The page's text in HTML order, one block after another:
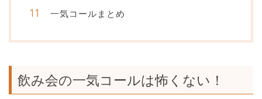
一気コールまとめ
飲み会の一気コールは怖くない！